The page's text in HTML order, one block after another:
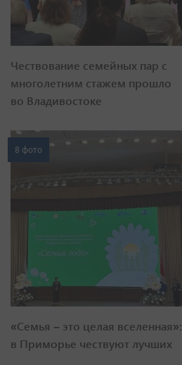
Чествование семейных пар с
многолетним стажем прошло
во Владивостоке
8 фото
«Семья – это целая вселенная»:
в Приморье чествуют лучших